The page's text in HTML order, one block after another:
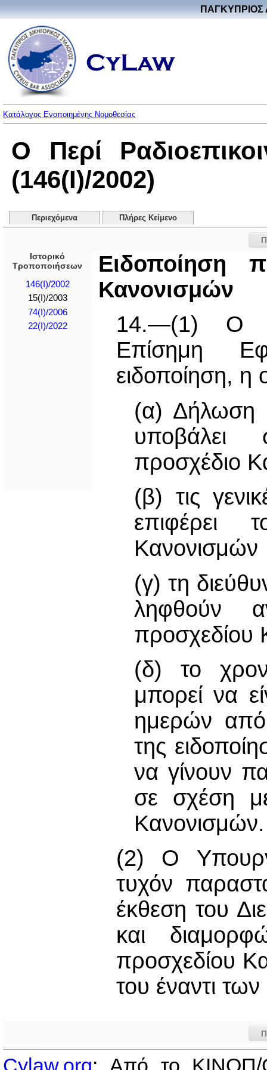
ΠΑΓΚΥΠΡΙΟΣ
Κατάλογος Ενοποιημένης Νομοθεσίας
Ο Περί
(146(I)/2002)
Περιεχόμενα Πλήρες Κείμενο
Ιστορικό
Τροποποιήσεων
146(I)/2002
15(I)/2003
74(I)/2006
22(I)/2022
Ειδοποίηση
Κανονισμών
14.—(1) Ο
Επίσημη
ειδοποίηση, η
(α) Δήλωση
υποβάλει
προσχέδιο
(β) τις
επιφέρει
Κανονισμών
(γ) τη
ληφθούν
προσχεδίου
(δ) το
μπορεί να
ημερών από
της
να γίνουν
σε σχέση
Κανονισμών.
(2) Ο
τυχόν
έκθεση του
και
προσχεδίου
του έναντι
Cylaw.org: Από το